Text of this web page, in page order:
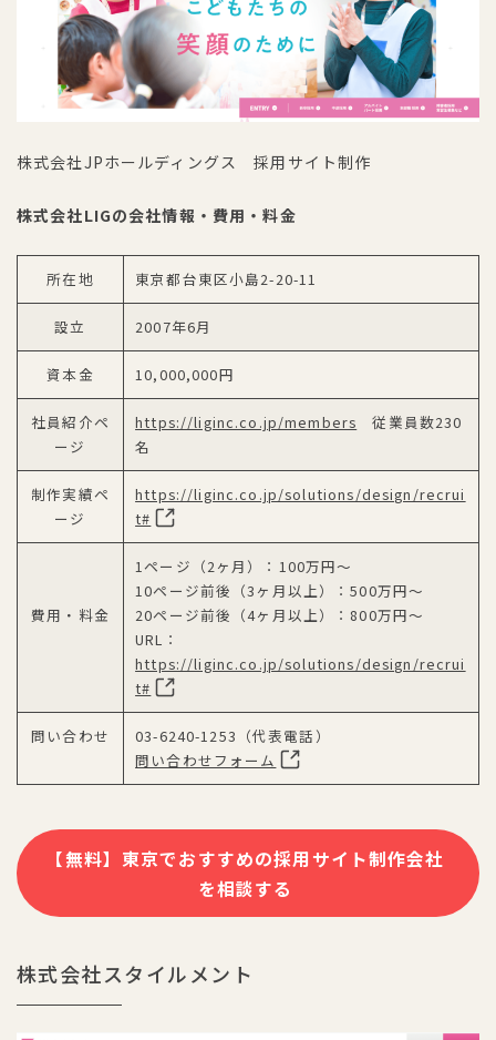
株式会社JPホールディングス 採用サイト制作
株式会社LIGの会社情報・費用・料金
所在地 東京都台東区小島2-20-11
設立 2007年6月
資本金 10,000,000円
社員紹介ペ
ージ
https://liginc.co.jp/members 従業員数230
名
制作実績ペ
ージ
https://liginc.co.jp/solutions/design/recrui
t#
費用・料金
1ページ（2ヶ月）：100万円〜
10ページ前後（3ヶ月以上）：500万円〜
20ページ前後（4ヶ月以上）：800万円〜
URL：
https://liginc.co.jp/solutions/design/recrui
t#
問い合わせ
03-6240-1253（代表電話）
問い合わせフォーム
【無料】東京でおすすめの採用サイト制作会社
を相談する
株式会社スタイルメント